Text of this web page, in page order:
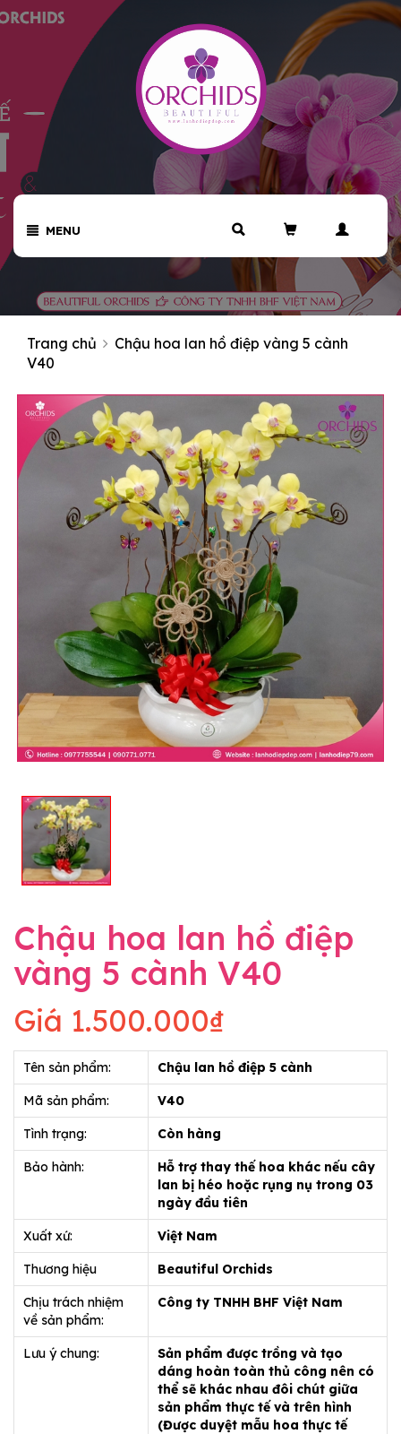
MENU
Trang chủ
Chậu hoa lan hồ điệp vàng 5 cành
V40
Chậu hoa lan hồ điệp
vàng 5 cành V40
Giá 1.500.000₫
Tên sản phẩm: Chậu lan hồ điệp 5 cành
Mã sản phẩm: V40
Tình trạng: Còn hàng
Bảo hành:
Hỗ trợ thay thế hoa khác nếu cây
lan bị héo hoặc rụng nụ trong 03
ngày đầu tiên
Xuất xứ: Việt Nam
Thương hiệu Beautiful Orchids
Chịu trách nhiệm
về sản phẩm:
Công ty TNHH BHF Việt Nam
Lưu ý chung:
Sản phẩm được trồng và tạo
dáng hoàn toàn thủ công nên có
thể sẽ khác nhau đôi chút giữa
sản phẩm thực tế và trên hình
(Được duyệt mẫu hoa thực tế